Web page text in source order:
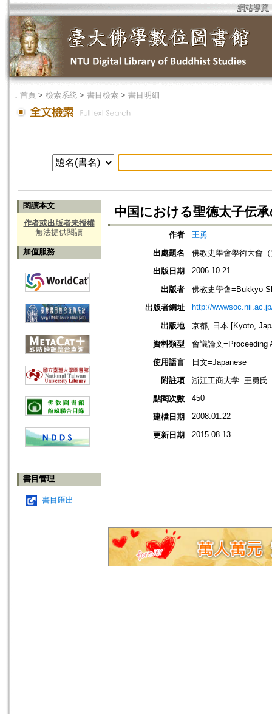
網站導覽
． 首頁 > 檢索系統 > 書目檢索 > 書目明細
閱讀本文
作者或出版者未授權
無法提供閱讀
加值服務
書目管理
書目匯出
中国における聖徳太子伝
作者
王勇
出處題名
佛教史學會學術大會
出版日期
2006.10.21
出版者
佛教史學會=Bukkyo
出版者網址
http://
出版地
京都, 日本 [Kyoto,
資料類型
會議論文=Proceeding
使用語言
日文=Japanese
附註項
浙江工商大学: 王勇氏
點閱次數
450
建檔日期 2008.01.22
更新日期 2015.08.13